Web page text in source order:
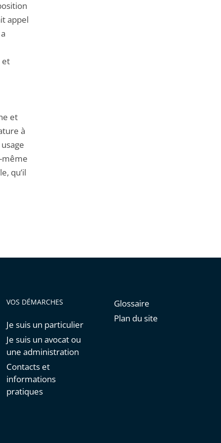
appel
et
et
à
même
qu’il
VOS DÉMARCHES
Je suis un particulier
Je suis un avocat ou
une administration
Contacts et
informations
pratiques
Glossaire
Plan du site